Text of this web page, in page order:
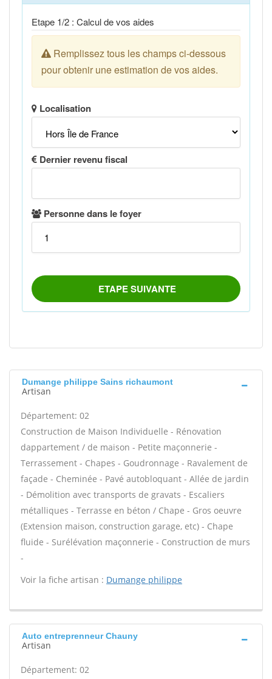
Dumange philippe Sains richaumont
Artisan
Département: 02
Construction de Maison Individuelle - Rénovation
dappartement / de maison - Petite maçonnerie -
Terrassement - Chapes - Goudronnage - Ravalement de
façade - Cheminée - Pavé autobloquant - Allée de jardin
- Démolition avec transports de gravats - Escaliers
métalliques - Terrasse en béton / Chape - Gros oeuvre
(Extension maison, construction garage, etc) - Chape
fluide - Surélévation maçonnerie - Construction de murs
-
Voir la fiche artisan : Dumange philippe
Auto entreprenneur Chauny
Artisan
Département: 02